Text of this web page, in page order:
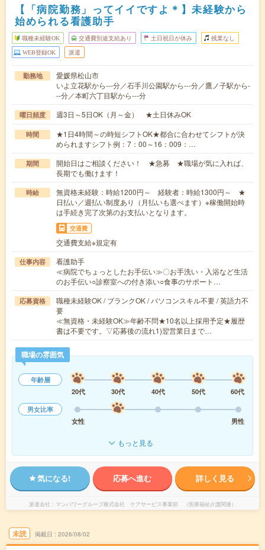
【「病院勤務」ってイイですよ＊】未経験から
始められる看護助手
職種未経験OK 交通費別途支給あり 土日祝日が休み 残業なし
WEB登録OK 派遣
勤務地
愛媛県松山市
いよ立花駅から---分／石手川公園駅から---分／鷹ノ子駅から-
--分／本町六丁目駅から---分
曜日頻度 週3日～5日OK（月～金） ★土日休みOK
時間
★1日4時間～の時短シフトOK★都合に合わせてシフトが決
められますシフト例：7：00～16：009：…
期間
開始日はご相談ください！ ★急募 ★職場が気に入れば、
長期でも働けます！
時給
無資格未経験：時給1200円～ 経験者：時給1300円～ ★
日払い／週払い制度あり（月払いも選べます）※稼働開始時
は手続き完了次第のお支払いとなります。
交通費
交通費支給※規定有
仕事内容
看護助手
≪病院でちょっとしたお手伝い≫〇お手洗い・入浴など生活
のお手伝い○診察室への付き添い○食事のサポート…
応募資格
職種未経験OK / ブランクOK / パソコンスキル不要 / 英語力不
要
≪無資格・未経験OK≫年齢不問★10名以上採用予定★履歴
書は不要です。▽応募後の流れ1)翌営業日まで…
職場の雰囲気
年齢層
20代
30代 40代 50代
60代
男女比率
女性
男性
もっと見る
気になる! 応募へ進む 詳しく見る
派遣会社 マンパワーグループ株式会社 ケアサービス事業部 （医療福祉介護関連）
未読 掲載日 2026/08/02